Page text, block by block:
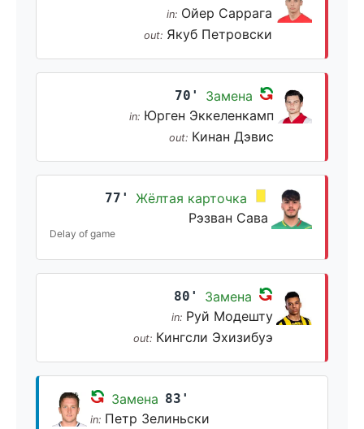
in: Ойер Саррага
out: Якуб Петровски
70' Замена
in: Юрген Эккеленкамп
out: Кинан Дэвис
77'
Жёлтая карточка
Рэзван Сава
Delay of game
80' Замена
in: Руй Модешту
out: Кингсли Эхизибуэ
Замена 83'
in: Петр Зелиньски